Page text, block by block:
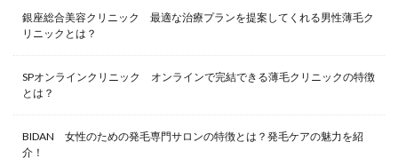
銀座総合美容クリニック 最適な治療プランを提案してくれる男性薄毛ク
リニックとは？
SPオンラインクリニック オンラインで完結できる薄毛クリニックの特徴
とは？
BIDAN 女性のための発毛専門サロンの特徴とは？発毛ケアの魅力を紹
介！